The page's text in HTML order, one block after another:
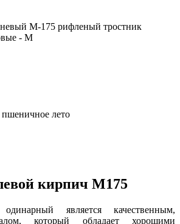
М-175 рифленый тростник
- М
лето
кирпич М175
является качественным,
который обладает хорошими